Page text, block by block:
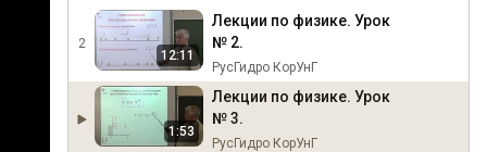
2
12:11
Лекции по физике. Урок
№ 2.
РусГидро КорУнГ
1:53
Лекции по физике. Урок
№ 3.
РусГидро КорУнГ